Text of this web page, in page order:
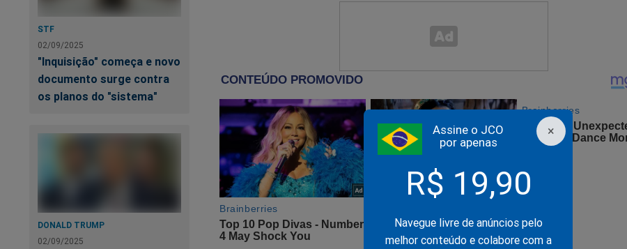
×
Assine o JCO
por apenas
R$ 19,90
Navegue livre de anúncios pelo
melhor conteúdo e colabore com a
STF
02/09/2025
"Inquisição" começa e novo
documento surge contra
os planos do "sistema"
DONALD TRUMP
02/09/2025
Plano de Lula para 2026 sofre abalo irreversível